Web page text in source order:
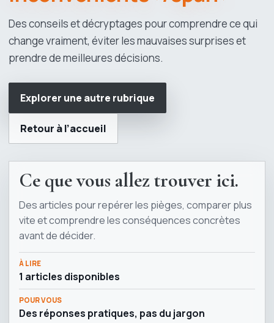
Des conseils et décryptages pour comprendre ce qui
change vraiment, éviter les mauvaises surprises et
prendre de meilleures décisions.
Explorer une autre rubrique
Retour à l’accueil
Ce que vous allez trouver ici.
Des articles pour repérer les pièges, comparer plus
vite et comprendre les conséquences concrètes
avant de décider.
À LIRE
1 articles disponibles
POUR VOUS
Des réponses pratiques, pas du jargon